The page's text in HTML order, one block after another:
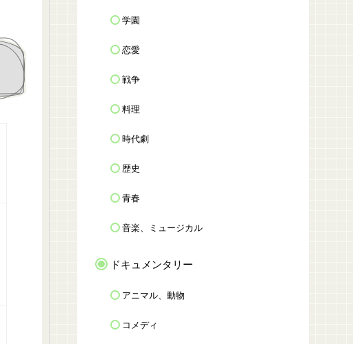
学園
恋愛
戦争
料理
時代劇
歴史
青春
音楽、ミュージカル
ドキュメンタリー
アニマル、動物
コメディ